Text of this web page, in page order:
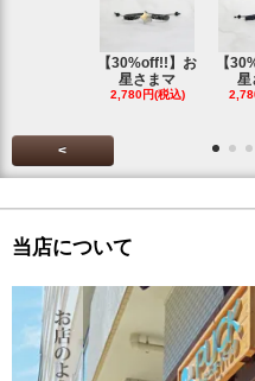
【30%off!!】お
星さまマ
2,780円(税込)
【
星
<
当店について